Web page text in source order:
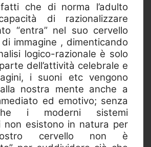
che di norma l’adulto
di razionalizzare
“entra” nel suo cervello
immagine , dimenticando
logico-razionale è solo
dell’attività celebrale e
i suoni etc vengono
nostra mente anche a
ed emotivo; senza
i moderni sistemi
non esistono in natura per
cervello non è